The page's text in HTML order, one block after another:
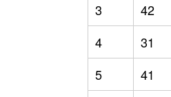
3
42
4
31
5
41